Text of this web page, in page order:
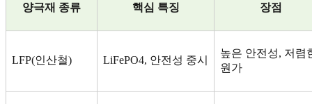
양극재 종류 핵심 특징 장점
LFP(인산철) LiFePO4, 안전성 중시
높은 안전성, 저렴
원가